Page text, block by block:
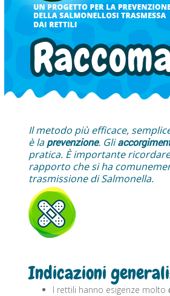
Il metodo più efficace,
è laprevenzione. Gli
pratica. È importante
rapporto che si ha
trasmissione di Salmonella.
Indicazioni
I rettili hanno esigenze molto